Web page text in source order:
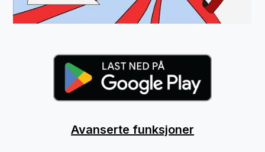
Avanserte funksjoner